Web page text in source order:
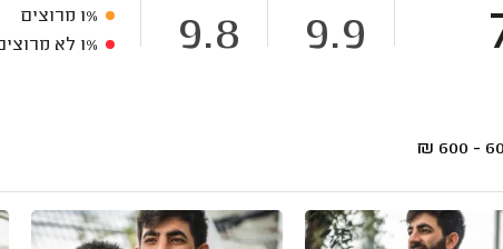
9.9
9.8
1% מרוצים
1% לא
600
₪